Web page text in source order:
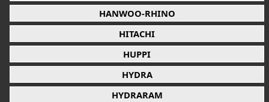
HANWOO-RHINO
HITACHI
HUPPI
HYDRA
HYDRARAM